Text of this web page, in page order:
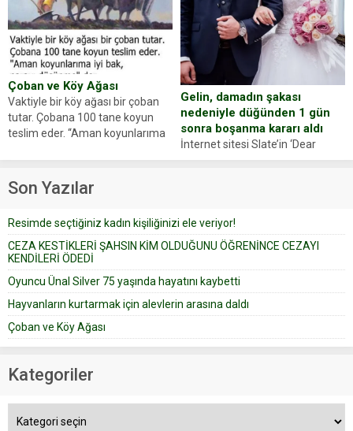
ajansı duyurdu. Renda Güner,
sosyal medya hesabında “Usta
Oyuncumuz ve çok değerli
dostumuz...
Zeki Demir (66) ölümden döndü.
Yüzünde ve ellerinde yanıklar
oluşan Demir, kâbus dolu anları
anlattı… Merkeze bağlı...
Çoban ve Köy Ağası
Vaktiyle bir köy ağası bir çoban
tutar. Çobana 100 tane koyun
teslim eder. “Aman koyunlarıma
Çoban koyunları alır gider. Aylar...
Gelin, damadın şakası
nedeniyle düğünden 1 gün
sonra boşanma kararı aldı
İnternet sitesi Slate’in ‘Dear
Prudence’ isimli tavsiye köşesine
yapıştırdığı için düğünden...
Son Yazılar
Resimde seçtiğiniz kadın kişiliğinizi ele veriyor!
CEZA KESTİKLERİ ŞAHSIN KİM OLDUĞUNU ÖĞRENİNCE CEZAYI
KENDİLERİ ÖDEDİ
Oyuncu Ünal Silver 75 yaşında hayatını kaybetti
Hayvanların kurtarmak için alevlerin arasına daldı
Çoban ve Köy Ağası
Kategoriler